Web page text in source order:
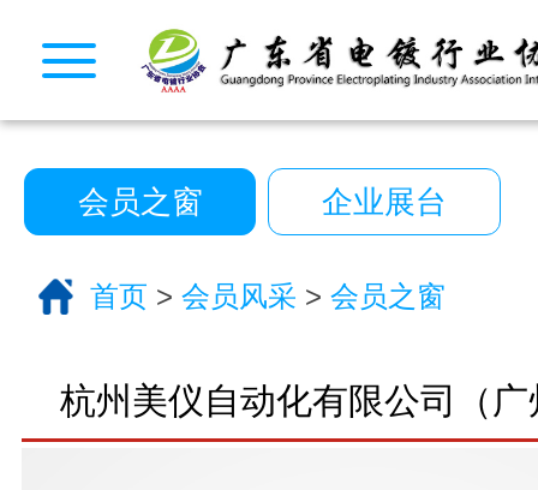
会员之窗 企业展台
首页 > 会员风采 > 会员之窗
杭州美仪自动化有限公司（
CopyRight © 2026 广东省电镀行业协会. All
10222390号
一键拨号
一键导航
CopyRight 2026 All Right Reserved 广东省电
技术支持:艾迪品牌策划
服务分类
电话咨询